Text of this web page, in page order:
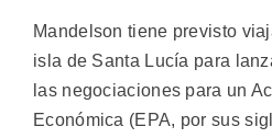
Mandelson tiene previsto
isla de Santa Lucía para
las negociaciones para un
Económica (EPA, por sus